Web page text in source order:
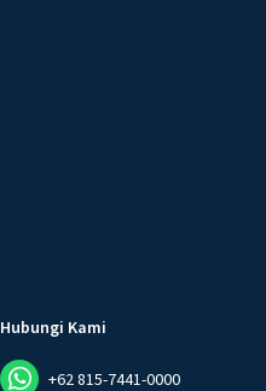
Hubungi Kami
+62 815-7441-0000